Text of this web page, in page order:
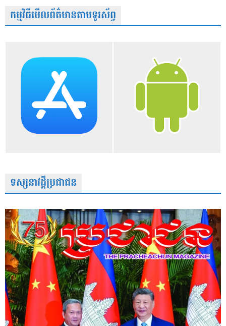
កម្មវិធីមើលព័ត៌មានតាមទូរស័ព្វ
ទស្សនាវដ្តីប្រជាជន